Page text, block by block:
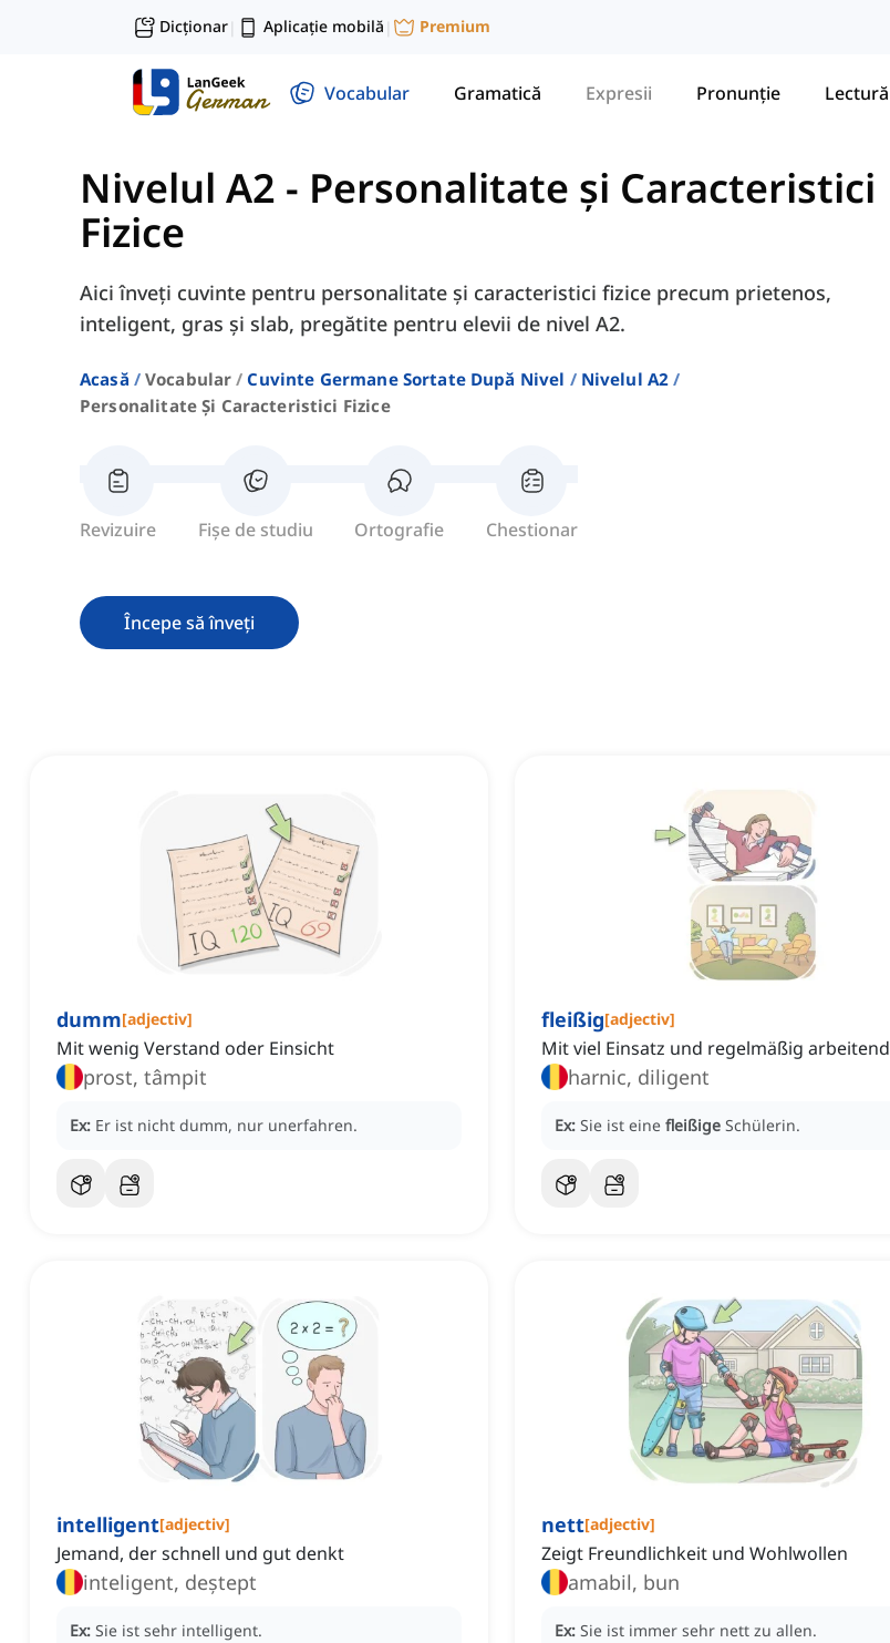
Dicționar| Aplicație mobilă | Premium
Vocabular Gramatică Expresii Pronunție Lectură
Nivelul A2 - Personalitate și Caracteristici
Fizice
Aici înveți cuvinte pentru personalitate și caracteristici fizice precum prietenos,
inteligent, gras și slab, pregătite pentru elevii de nivel A2.
Acasă Vocabular Cuvinte Germane Sortate După Nivel
Nivelul A2
Personalitate Și Caracteristici Fizice
Revizuire Fișe de studiu Ortografie Chestionar
Începe să înveți
dumm[adjectiv]
Mit wenig Verstand oder Einsicht
prost, tâmpit
Ex: Er ist nicht dumm, nur unerfahren.
fleißig[adjectiv]
Mit viel Einsatz und regelmäßig arbeitend
harnic, diligent
Ex: Sie ist eine fleißige Schülerin.
intelligent[adjectiv]
Jemand, der schnell und gut denkt
inteligent, deștept
Ex: Sie ist sehr intelligent.
nett[adjectiv]
Zeigt Freundlichkeit und Wohlwollen
amabil, bun
Ex: Sie ist immer sehr nett zu allen.